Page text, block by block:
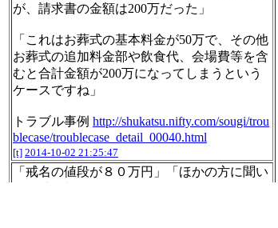
が、請求書の金額は200万だった」
「これはお葬式の基本料金が50万で、その他
お葬式の追加料金部や飲食代、会場費等を含
むと合計金額が200万になってしまうという
ケースですね」
トラブル事例 http://shukatsu.nifty.com/sougi/trou
blecase/troublecase_detail_00040.html
[t] 2014-10-02 21:25:47
「戒名の値段が８０万円」「ほかの方に聞い